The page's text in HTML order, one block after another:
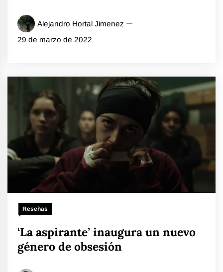
Alejandro Hortal Jimenez
29 de marzo de 2022
Reseñas
‘La aspirante’ inaugura un nuevo
género de obsesión